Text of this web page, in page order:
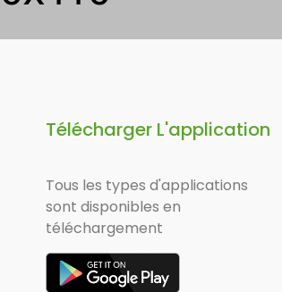
Télécharger L'application
Tous les types d'applications
sont disponibles en
téléchargement